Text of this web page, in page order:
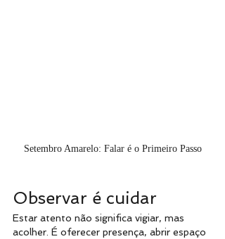
Setembro Amarelo: Falar é o Primeiro Passo
Observar é cuidar
Estar atento não significa vigiar, mas
acolher. É oferecer presença, abrir espaço